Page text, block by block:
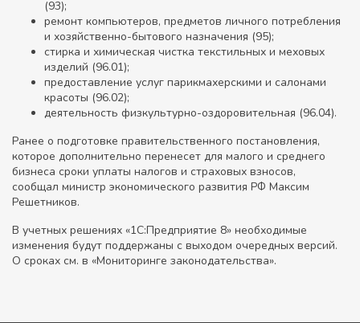
(93);
ремонт компьютеров, предметов личного потребления
и хозяйственно-бытового назначения (95);
стирка и химическая чистка текстильных и меховых
изделий (96.01);
предоставление услуг парикмахерскими и салонами
красоты (96.02);
деятельность физкультурно-оздоровительная (96.04).
Ранее о подготовке правительственного постановления,
которое дополнительно перенесет для малого и среднего
бизнеса сроки уплаты налогов и страховых взносов,
сообщал министр экономического развития РФ Максим
Решетников.
В учетных решениях «1С:Предприятие 8» необходимые
изменения будут поддержаны с выходом очередных версий.
О сроках см. в «Мониторинге законодательства».